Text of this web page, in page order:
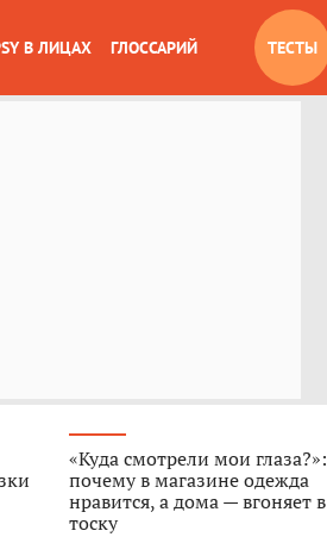
В ЛИЦАХ ГЛОССАРИЙ ТЕСТЫ
«Куда смотрели мои глаза?»:
почему в магазине одежда
нравится, а дома — вгоняет в
тоску